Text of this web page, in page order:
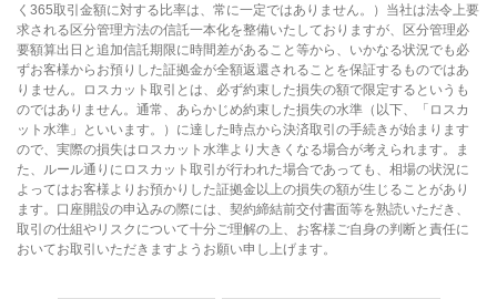
く365取引金額に対する比率は、常に一定ではありません。）当社は法令上要
求される区分管理方法の信託一本化を整備いたしておりますが、区分管理必
要額算出日と追加信託期限に時間差があること等から、いかなる状況でも必
ずお客様からお預りした証拠金が全額返還されることを保証するものではあ
りません。ロスカット取引とは、必ず約束した損失の額で限定するというも
のではありません。通常、あらかじめ約束した損失の水準（以下、「ロスカ
ット水準」といいます。）に達した時点から決済取引の手続きが始まります
ので、実際の損失はロスカット水準より大きくなる場合が考えられます。ま
た、ルール通りにロスカット取引が行われた場合であっても、相場の状況に
よってはお客様よりお預かりした証拠金以上の損失の額が生じることがあり
ます。口座開設の申込みの際には、契約締結前交付書面等を熟読いただき、
取引の仕組やリスクについて十分ご理解の上、お客様ご自身の判断と責任に
おいてお取引いただきますようお願い申し上げます。